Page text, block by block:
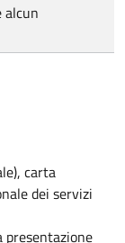
alcun
carta
dei servizi